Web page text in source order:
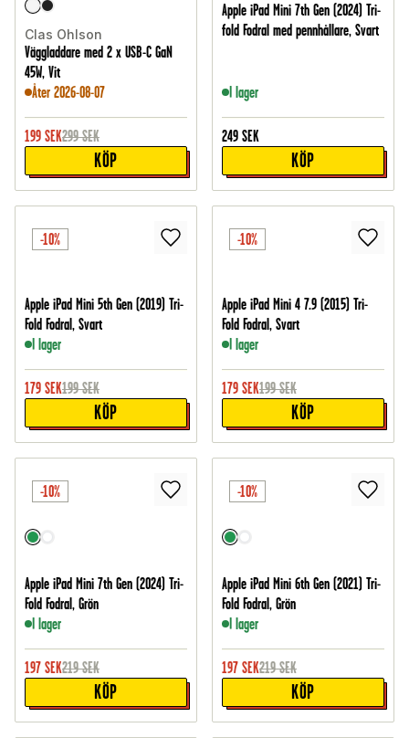
Clas Ohlson
Väggladdare med 2 x USB-C GaN
45W, Vit
Åter 2026-08-07
199 SEK299 SEK
KÖP
Apple iPad Mini 7th Gen (2024) Tri-
fold Fodral med pennhållare, Svart
I lager
249 SEK
KÖP
-10%
Apple iPad Mini 5th Gen (2019) Tri-
Fold Fodral, Svart
I lager
179 SEK199 SEK
KÖP
-10%
Apple iPad Mini 4 7.9 (2015) Tri-
Fold Fodral, Svart
I lager
179 SEK199 SEK
KÖP
-10%
Apple iPad Mini 7th Gen (2024) Tri-
Fold Fodral, Grön
I lager
197 SEK219 SEK
KÖP
-10%
Apple iPad Mini 6th Gen (2021) Tri-
Fold Fodral, Grön
I lager
197 SEK219 SEK
KÖP